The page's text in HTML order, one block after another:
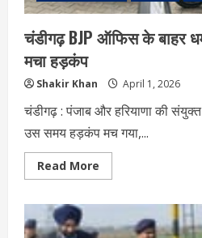
चंडीगढ़ BJP ऑफिस के बाहर
मचा हड़कंप
Shakir Khan April 1, 2026
चंडीगढ़ : पंजाब और हरियाणा की
उस समय हड़कंप मच गया,...
Read More
more
ऑफिस
के